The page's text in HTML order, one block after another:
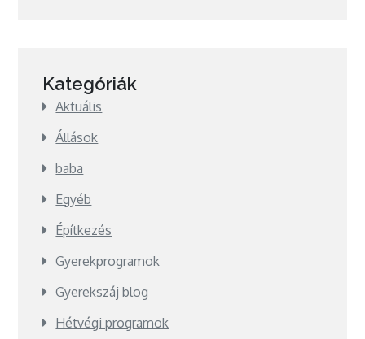
Kategóriák
Aktuális
Állások
baba
Egyéb
Építkezés
Gyerekprogramok
Gyerekszáj blog
Hétvégi programok